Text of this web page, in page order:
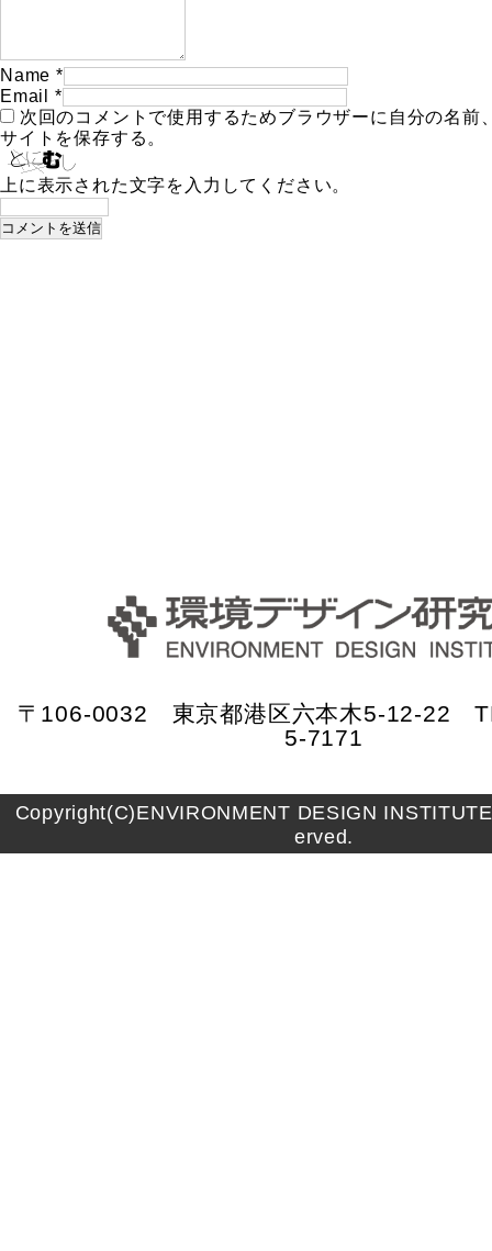
Name *
Email
*
次回のコメントで使用するためブラウザーに自分の名前
サイトを保存する。
上に表示された文字を入力してください。
〒106-0032 東京都港区六本木5-12-22
5-7171
Copyright(C)ENVIRONMENT DESIGN
erved.